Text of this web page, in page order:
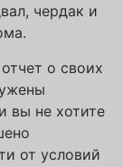
чердак и
о своих
вы не хотите
от условий